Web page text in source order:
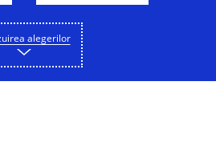
alegerilor